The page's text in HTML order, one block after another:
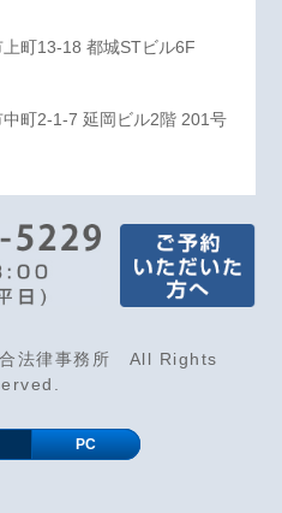
町13-18 都城STビル6F
町2-1-7 延岡ビル2階 201号
法律事務所 All Rights
PC